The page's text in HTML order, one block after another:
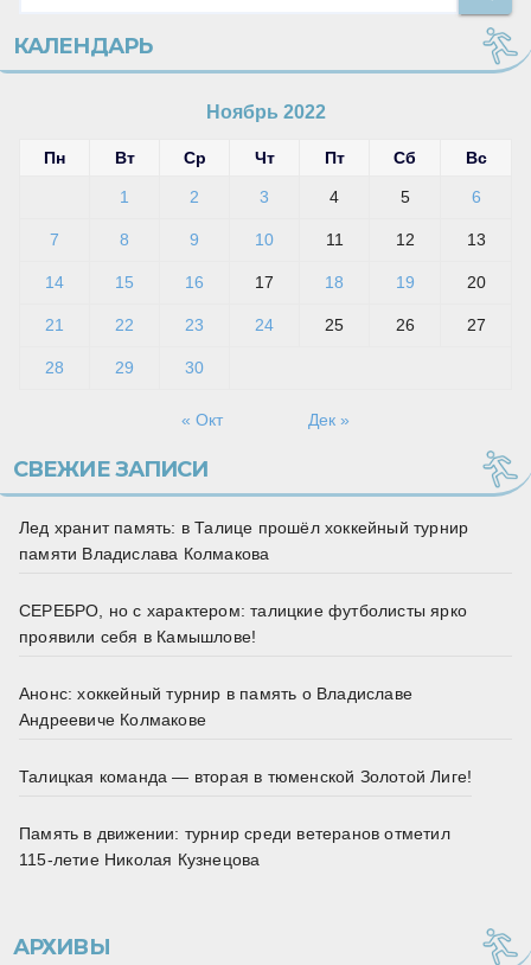
КАЛЕНДАРЬ
Ноябрь 2022
Пн Вт Ср Чт Пт Сб Вс
1 2 3 4 5 6
7 8 9 10 11 12 13
14 15 16 17 18 19 20
21 22 23 24 25 26 27
28 29 30
« Окт Дек »
СВЕЖИЕ ЗАПИСИ
Лед хранит память: в Талице прошёл хоккейный турнир
памяти Владислава Колмакова
СЕРЕБРО, но с характером: талицкие футболисты ярко
проявили себя в Камышлове!
Анонс: хоккейный турнир в память о Владиславе
Андреевиче Колмакове
Талицкая команда — вторая в тюменской Золотой Лиге!
Память в движении: турнир среди ветеранов отметил
115‑летие Николая Кузнецова
АРХИВЫ